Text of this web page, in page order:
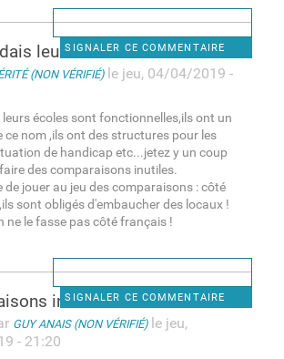
SIGNALER CE COMMENTAIRE
leurs écoles
(NON VÉRIFIÉ)le jeu, 04/04/2019 -
écoles sont fonctionnelles,ils ont un
ce nom ,ils ont des structures pour les
de handicap etc...jetez y un coup
des comparaisons inutiles.
de jouer au jeu des comparaisons : côté
sont obligés d'embaucher des locaux !
ne le fasse pas côté français !
SIGNALER CE COMMENTAIRE
inutiles? On n
GUY ANAIS (NON VÉRIFIÉ)le jeu,
- 21:20